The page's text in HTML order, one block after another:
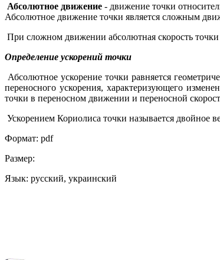
Абсолютное движение - движение точки
Абсолютное движение точки является сложным
При сложном движении абсолютная скорость точки
Определение ускорений точки
Абсолютное ускорение точки равняется
переносного ускорения, характеризующего
точки в переносном движении и переносной
Ускорением Кориолиса точки называется двойное
Формат: pdf
Размер:
Язык: русский, украинский